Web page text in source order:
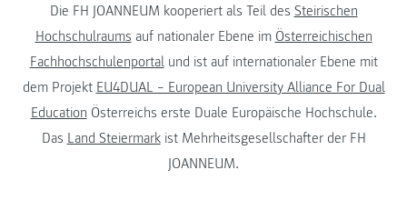
Die FH JOANNEUM kooperiert als Teil des Steirischen
Hochschulraums auf nationaler Ebene im Österreichischen
Fachhochschulenportalund ist auf internationaler Ebene mit
dem Projekt EU4DUAL – European University Alliance For Dual
Education Österreichs erste Duale Europäische Hochschule.
Das Land Steiermarkist Mehrheitsgesellschafter der FH
JOANNEUM.